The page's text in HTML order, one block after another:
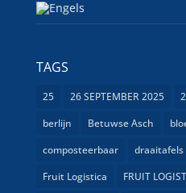
TAGS
25 26 SEPTEMBER 2025
berlijn
Betuwse Asch
composteerbaar
draaitafels
Fruit Logistica
FRUIT